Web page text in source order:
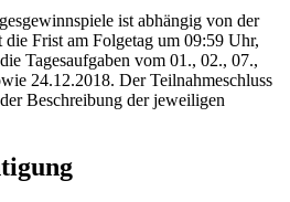
ist abhängig von der
Frist am Folgetag um 09:59 Uhr,
Tagesaufgaben vom 01., 02., 07.,
24.12.2018. Der Teilnahmeschluss
Beschreibung der jeweiligen